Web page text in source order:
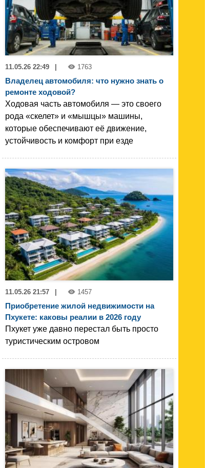
11.05.26 22:49 | 1763
Владелец автомобиля: что нужно знать о
ремонте ходовой?
Ходовая часть автомобиля — это своего
рода «скелет» и «мышцы» машины,
которые обеспечивают её движение,
устойчивость и комфорт при езде
11.05.26 21:57 1457
Приобретение жилой недвижимости на
Пхукете: каковы реалии в 2026 году
Пхукет уже давно перестал быть просто
туристическим островом